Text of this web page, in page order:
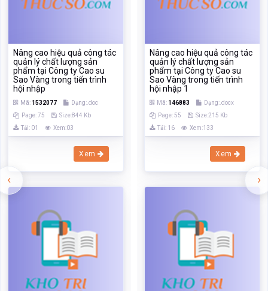
Nâng cao hiệu quả công tác
quản lý chất lượng sản
phẩm tại Công ty Cao su
Sao Vàng trong tiến trình
hội nhập
Mã: 1532077
Dạng:.doc
Page: 75
Size:844 Kb
Tải: 01
Xem:03
Xem
Nâng cao hiệu quả công tác
quản lý chất lượng sản
phẩm tại Công ty Cao su
Sao Vàng trong tiến trình
hội nhập 1
Mã: 146883
Dạng:.docx
Page: 55
Size:215 Kb
Tải: 16
Xem:133
Xem
‹ ›